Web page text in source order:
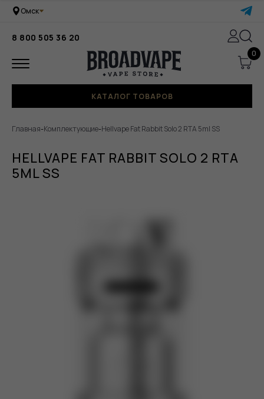
Омск
8 800 505 36 20
0
КАТАЛОГ ТОВАРОВ
Главная-Комплектующие-Hellvape Fat Rabbit Solo 2 RTA 5ml SS
HELLVAPE FAT RABBIT SOLO 2 RTA
5ML SS